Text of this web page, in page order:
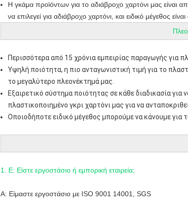
Η γκάμα προϊόντων για το αδιάβροχο χαρτόνι μας
να επιλεγεί για αδιάβροχο χαρτόνι, και ειδικό μέγεθος
Περισσότερα από 15 χρόνια εμπειρίας παραγωγής για
Υψηλή ποιότητα, η πιο ανταγωνιστική τιμή για το
το μεγαλύτερο πλεονέκτημά μας.
Εξαιρετικό σύστημα ποιότητας σε κάθε διαδικασία
πλαστικοποιημένο γκρι χαρτόνι μας για να
Οποιοδήποτε ειδικό μέγεθος μπορούμε να κάνουμε για
1. Ε: Είστε εργοστάσιο ή εμπορική εταιρεία;
Α: Είμαστε εργοστάσιο με ISO 9001 14001, SGS